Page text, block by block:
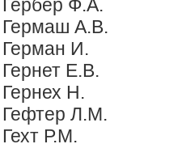
Гербер Ф.А.
Гермаш А.В.
Герман И.
Гернет Е.В.
Гернех Н.
Гефтер Л.М.
Гехт Р.М.